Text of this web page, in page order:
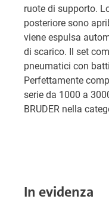
ruote di supporto.
posteriore sono
viene espulsa
di scarico. Il set
pneumatici con
Perfettamente
serie da 1000 a
BRUDER nella
In evidenza